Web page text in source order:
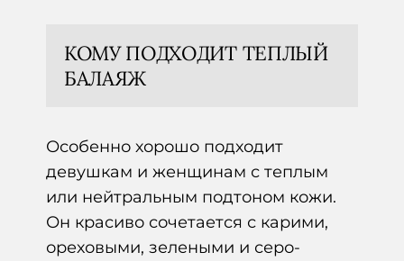
КОМУ ПОДХОДИТ ТЕПЛЫЙ
БАЛАЯЖ
Особенно хорошо подходит
девушкам и женщинам с теплым
или нейтральным подтоном кожи.
Он красиво сочетается с карими,
ореховыми, зелеными и серо-